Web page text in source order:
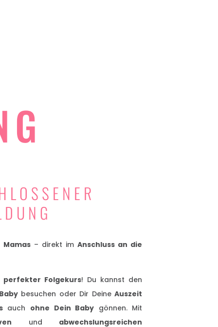
– direkt imAnschluss an die
perfekter Folgekurs! Du kannst den
besuchen oder Dir DeineAuszeit
auch ohne Dein Baby gönnen. Mit
und abwechslungsreichen